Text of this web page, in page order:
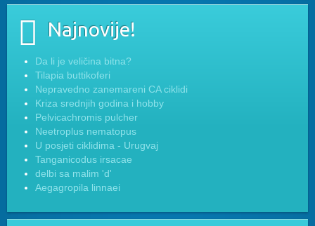
Najnovije!
Da li je veličina bitna?
Tilapia buttikoferi
Nepravedno zanemareni CA ciklidi
Kriza srednjih godina i hobby
Pelvicachromis pulcher
Neetroplus nematopus
U posjeti ciklidima - Urugvaj
Tanganicodus irsacae
delbi sa malim 'd'
Aegagropila linnaei